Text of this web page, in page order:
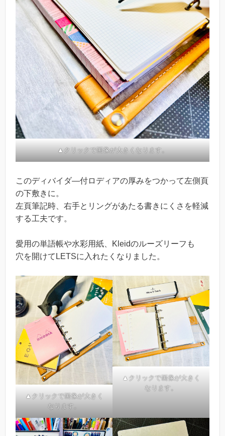
▲クリックで画像が大きくなります。
このディバイダ―付ロディアの厚みをつかって左側頁
の下敷きに。
左頁筆記時、右手とリングがあたる書きにくさを軽減
する工夫です。
愛用の単語帳や水彩用紙、Kleidのルーズリーフも
穴を開けてLETSに入れたくなりました。
▲クリックで画像が大きく
なります。
▲クリックで画像が大きく
なります。